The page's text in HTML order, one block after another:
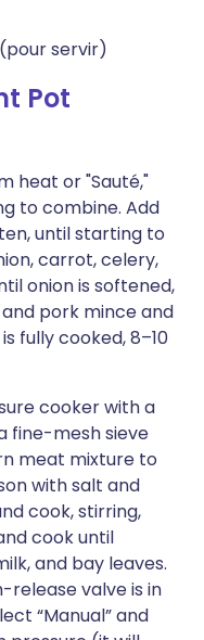
servir)
Pot
heat or "Sauté,"
to combine. Add
until starting to
carrot, celery,
onion is softened,
pork mince and
fully cooked, 8–10
cooker with a
fine-mesh sieve
meat mixture to
with salt and
cook, stirring,
cook until
and bay leaves.
release valve is in
“Manual” and